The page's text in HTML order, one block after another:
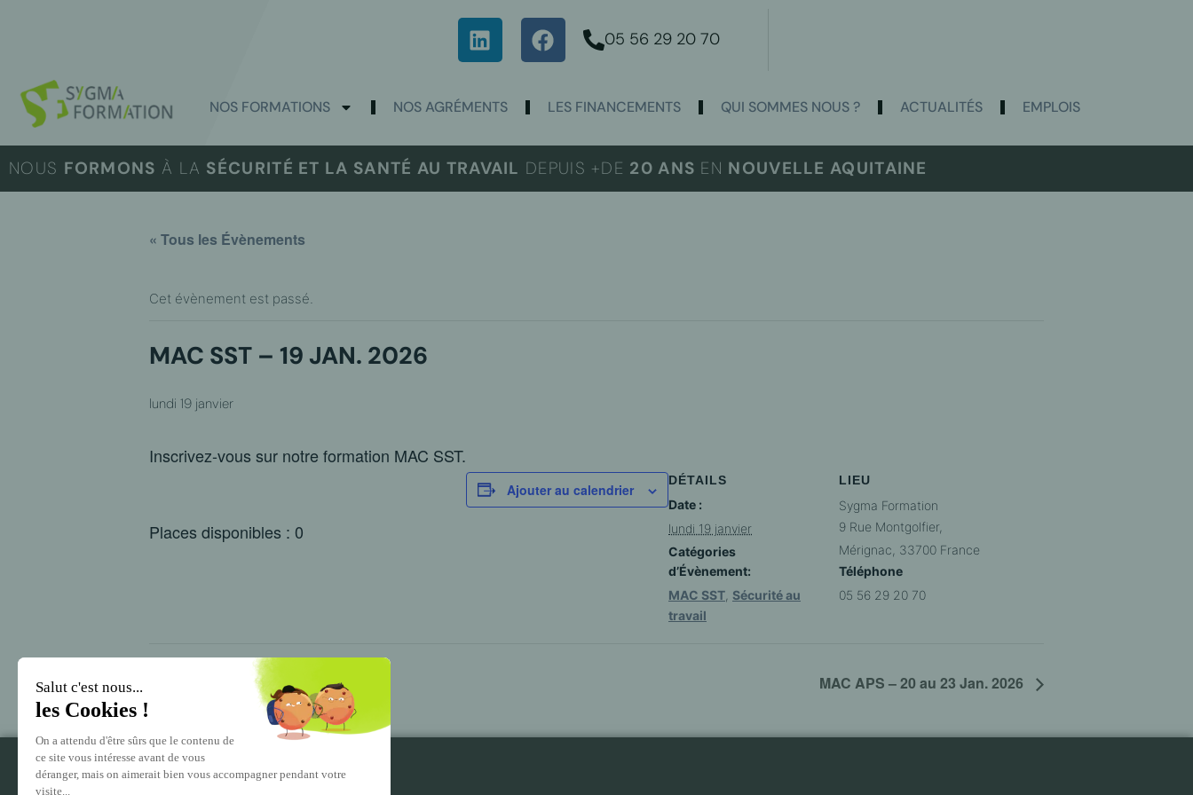
05 56 29 20 70
NOS FORMATIONS NOS AGRÉMENTS LES FINANCEMENTS QUI SOMMES NOUS ? ACTUALITÉS EMPLOIS
NOUS FORMONS À LA SÉCURITÉ ET LA SANTÉ AU TRAVAIL DEPUIS +DE 20 ANS EN NOUVELLE AQUITAINE
« Tous les Évènements
Cet évènement est passé.
MAC SST – 19 JAN. 2026
lundi 19 janvier
Inscrivez-vous sur notre formation MAC SST.
Places disponibles : 0
Ajouter au calendrier
DÉTAILS
Date :
lundi 19 janvier
Catégories
d’Évènement:
MAC SST Sécurité au
travail
LIEU
Sygma Formation
9 Rue Montgolfier,
Mérignac 33700 France
Téléphone
05 56 29 20 70
SST – 12 au 13 Jan. 2026 MAC APS – 20 au 23 Jan. 2026